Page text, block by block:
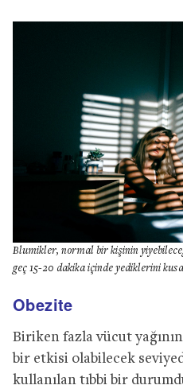
Blumikler, normal bir kişinin
geç 15-20 dakika içinde yediklerini
Obezite
Biriken fazla vücut
bir etkisi olabilecek
kullanılan tıbbi bir